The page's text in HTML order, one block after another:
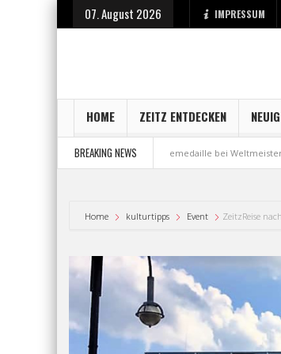
07. August 2026 IMPRESSUM
HOME ZEITZ ENTDECKEN
BREAKING NEWSBronzemedaille bei Weltmeisterschaft
Home kulturtipps Event ZeitzReise